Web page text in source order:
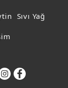
Sıvı Yağ